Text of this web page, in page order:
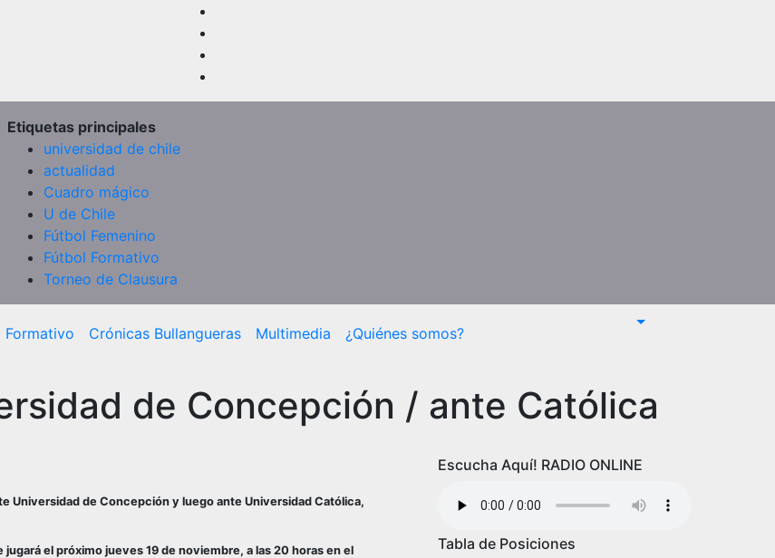
Etiquetas principales
universidad de chile
actualidad
Cuadro mágico
U de Chile
Fútbol Femenino
Fútbol Formativo
Torneo de Clausura
Formativo Crónicas Bullangueras Multimedia ¿Quiénes somos?
de Concepción / ante Católica
Universidad de Concepción y luego ante Universidad Católica,
el próximo jueves 19 de noviembre, a las 20 horas en el
Escucha Aquí! RADIO ONLINE
Tabla de Posiciones